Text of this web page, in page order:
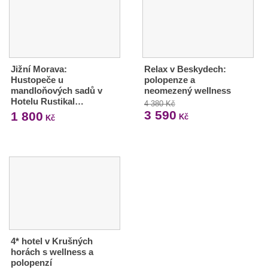
Jižní Morava:
Hustopeče u
mandloňových sadů v
Hotelu Rustikal…
1 800 Kč
Relax v Beskydech:
polopenze a
neomezený wellness
4 380 Kč
3 590 Kč
4* hotel v Krušných
horách s wellness a
polopenzí